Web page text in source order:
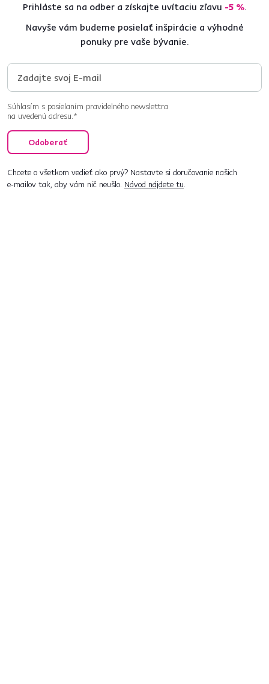
Prihláste sa na odber a získajte uvítaciu zľavu -5 %.
Navyše vám budeme posielať inšpirácie a výhodné
ponuky pre vaše bývanie.
Súhlasím s posielaním pravidelného newslettra
na uvedenú adresu.*
Odoberať
Chcete o všetkom vedieť ako prvý? Nastavte si doručovanie našich
e‑mailov tak, aby vám nič neušlo. Návod nájdete tu.